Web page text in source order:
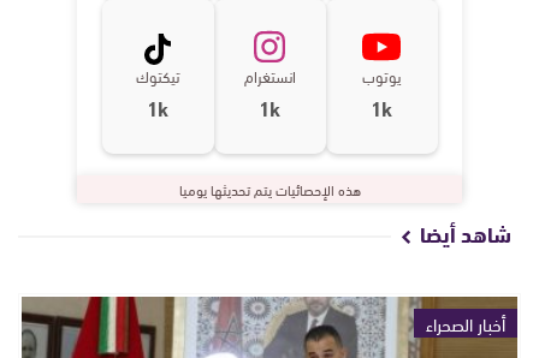
يوتوب
1k
انستغرام
1k
تيكتوك
1k
هذه الإحصائيات يتم تحديثها يوميا
شاهد أيضا
أخبار الصحراء